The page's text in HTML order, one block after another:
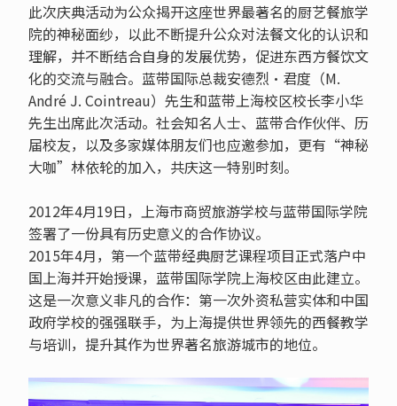
此次庆典活动为公众揭开这座世界最著名的厨艺餐旅学
院的神秘面纱，以此不断提升公众对法餐文化的认识和
理解，并不断结合自身的发展优势，促进东西方餐饮文
化的交流与融合。蓝带国际总裁安德烈·君度（M.
André J. Cointreau）先生和蓝带上海校区校长李小华
先生出席此次活动。社会知名人士、蓝带合作伙伴、历
届校友，以及多家媒体朋友们也应邀参加，更有“神秘
大咖”林依轮的加入，共庆这一特别时刻。
2012年4月19日，上海市商贸旅游学校与蓝带国际学院
签署了一份具有历史意义的合作协议。
2015年4月，第一个蓝带经典厨艺课程项目正式落户中
国上海并开始授课，蓝带国际学院上海校区由此建立。
这是一次意义非凡的合作：第一次外资私营实体和中国
政府学校的强强联手，为上海提供世界领先的西餐教学
与培训，提升其作为世界著名旅游城市的地位。